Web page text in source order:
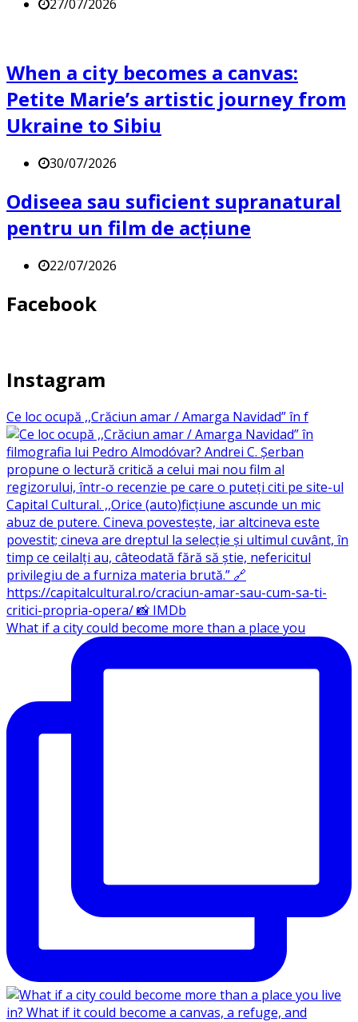
27/07/2026
When a city becomes a canvas:
Petite Marie’s artistic journey from
Ukraine to Sibiu
30/07/2026
Odiseea sau suficient supranatural
pentru un film de acțiune
22/07/2026
Facebook
Instagram
Ce loc ocupă ,,Crăciun amar / Amarga Navidad” în f
What if a city could become more than a place you